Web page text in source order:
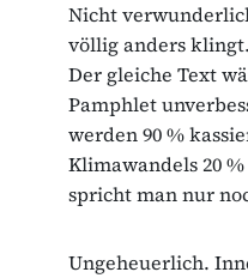
Nicht
völlig anders klingt.
Der gleiche Text
Pamphlet
werden 90 %
Klimawandels 20
spricht man nur
Ungeheuerlich.